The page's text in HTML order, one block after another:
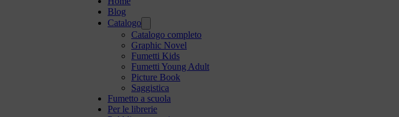
Blog
Catalogo
Catalogo completo
Graphic Novel
Fumetti Kids
Fumetti Young Adult
Picture Book
Saggistica
Fumetto a scuola
Per le librerie